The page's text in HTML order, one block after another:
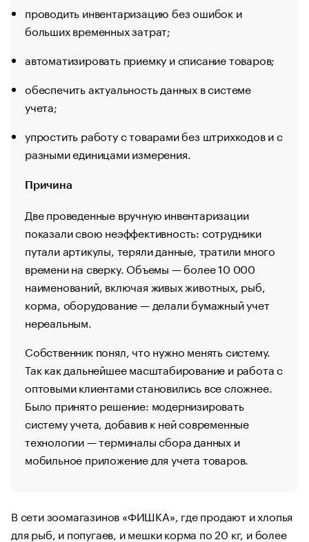
проводить инвентаризацию без ошибок и
больших временных затрат;
автоматизировать приемку и списание товаров;
обеспечить актуальность данных в системе
учета;
упростить работу с товарами без штрихкодов и с
разными единицами измерения.
Причина
Две проведенные вручную инвентаризации
показали свою неэффективность: сотрудники
путали артикулы, теряли данные, тратили много
времени на сверку. Объемы — более 10 000
наименований, включая живых животных, рыб,
корма, оборудование — делали бумажный учет
нереальным.
Собственник понял, что нужно менять систему.
Так как дальнейшее масштабирование и работа с
оптовыми клиентами становились все сложнее.
Было принято решение: модернизировать
систему учета, добавив к ней современные
технологии — терминалы сбора данных и
мобильное приложение для учета товаров.
В сети зоомагазинов «ФИШКА», где продают и хлопья
для рыб, и попугаев, и мешки корма по 20 кг, и более